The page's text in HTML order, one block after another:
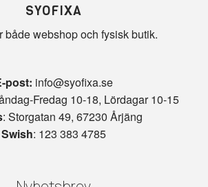
SYOFIXA
både webshop och fysisk butik.
post: info@syofixa.se
Fredag 10-18, Lördagar 10-15
: Storgatan 49, 67230 Årjäng
Swish: 123 383 4785